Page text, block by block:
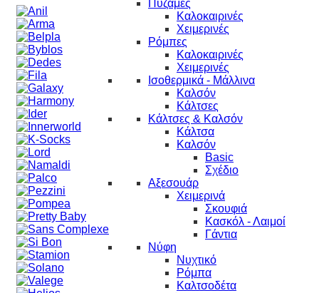
Πυζάμες
Καλοκαιρινές
Χειμερινές
Ρόμπες
Καλοκαιρινές
Χειμερινές
Ισοθερμικά - Μάλλινα
Καλσόν
Κάλτσες
Κάλτσες & Καλσόν
Κάλτσα
Καλσόν
Basic
Σχέδιο
Αξεσουάρ
Χειμερινά
Σκουφιά
Κασκόλ - Λαιμοί
Γάντια
Νύφη
Νυχτικό
Ρόμπα
Καλτσοδέτα